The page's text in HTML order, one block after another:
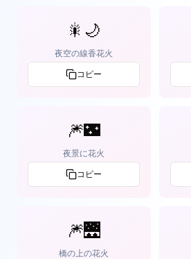
🎇🌙
夜空の線香花火
コピー
🎆🌃
夜景に花火
コピー
🎆🌉
橋の上の花火